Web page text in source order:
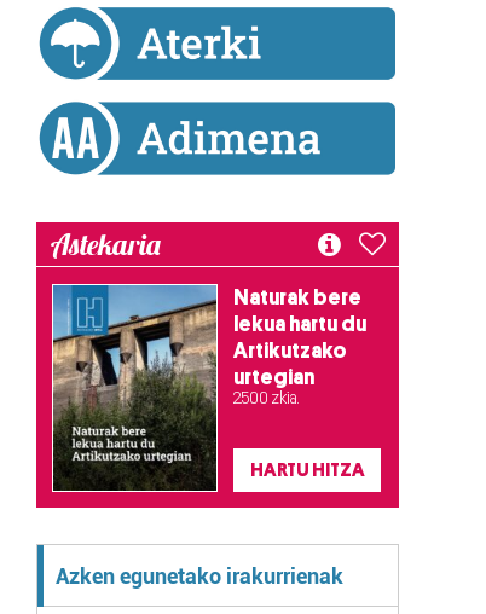
Astekaria
Naturak bere
lekua hartu du
Artikutzako
urtegian
2.500 zkia.
HARTU HITZA
Azken egunetako irakurrienak